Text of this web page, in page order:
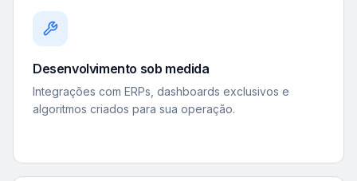
Desenvolvimento sob medida
Integrações com ERPs, dashboards exclusivos e
algoritmos criados para sua operação.